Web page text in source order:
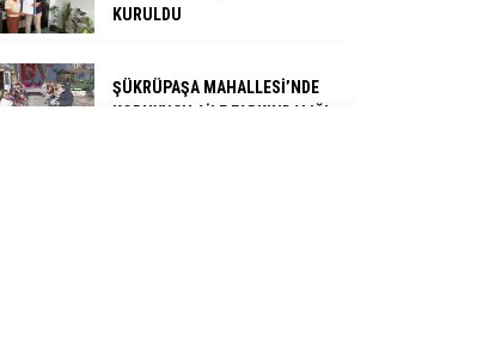
KURULDU
ŞÜKRÜPAŞA MAHALLESİ’NDE
KORUYUCU AİLE FARKINDALIĞI